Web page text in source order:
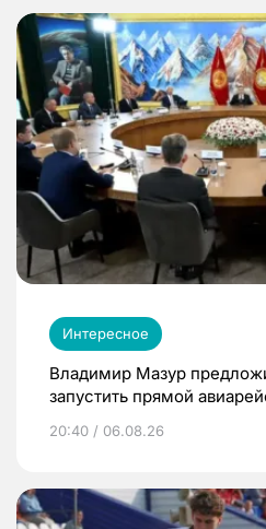
Интересное
Владимир Мазур
запустить прямой
20:40 / 06.08.26